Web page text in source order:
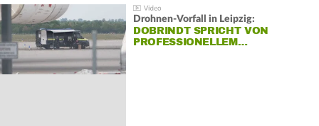
Drohnen-Vorfall in Leipzig:
DOBRINDT SPRICHT VON
PROFESSIONELLEM…